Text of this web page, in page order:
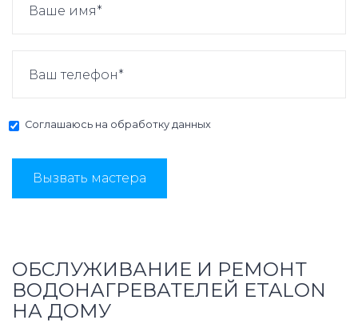
Соглашаюсь на обработку данных
Вызвать мастера
ОБСЛУЖИВАНИЕ И РЕМОНТ
ВОДОНАГРЕВАТЕЛЕЙ ETALON
НА ДОМУ